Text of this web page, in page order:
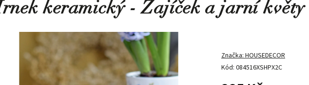
keramický - Zajíček a jarní květy
Kód: 084516XSHPX2C
Značka:HOUSEDECOR